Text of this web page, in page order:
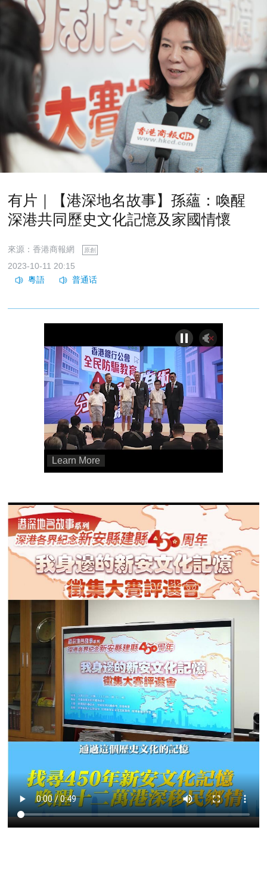
有片｜【港深地名故事】孫蘊：喚醒
深港共同歷史文化記憶及家國情懷
來源：香港商報網 原創
2023-10-11 20:15